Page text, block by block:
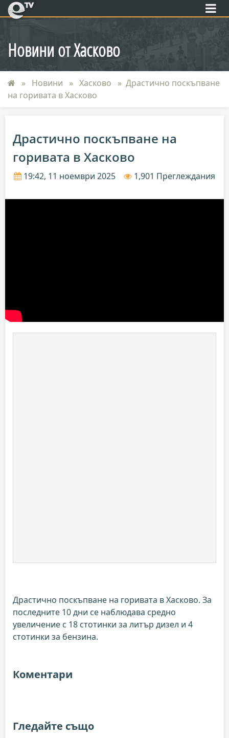
eTV
Новини от Хасково
Новини Хасково
Драстично поскъпване
на горивата в Хасково
Драстично поскъпване на
горивата в Хасково
19:42, 11 ноември 2025 1,901 Преглеждания
Драстично поскъпване на горивата в Хасково. За
последните 10 дни се наблюдава средно
увеличение с 18 стотинки за литър дизел и 4
стотинки за бензина.
Коментари
Гледайте също